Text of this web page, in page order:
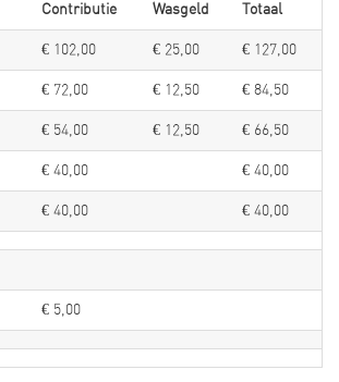
Contributie Wasgeld Totaal
€ 102,00 € 25,00 € 127,00
€ 72,00 € 12,50 € 84,50
€ 54,00 € 12,50 € 66,50
€ 40,00 € 40,00
€ 40,00 € 40,00
€ 5,00